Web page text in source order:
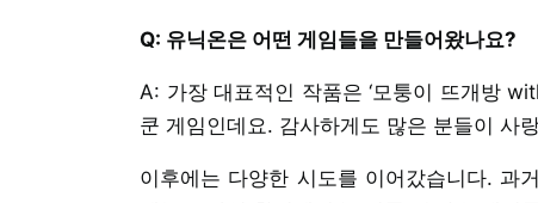
Q: 유닉온은 어떤 게임들을 만들어왔나요?
A: 가장 대표적인 작품은 ‘모퉁이 뜨개방
쿤 게임인데요. 감사하게도 많은 분들이 사
이후에는 다양한 시도를 이어갔습니다. 과